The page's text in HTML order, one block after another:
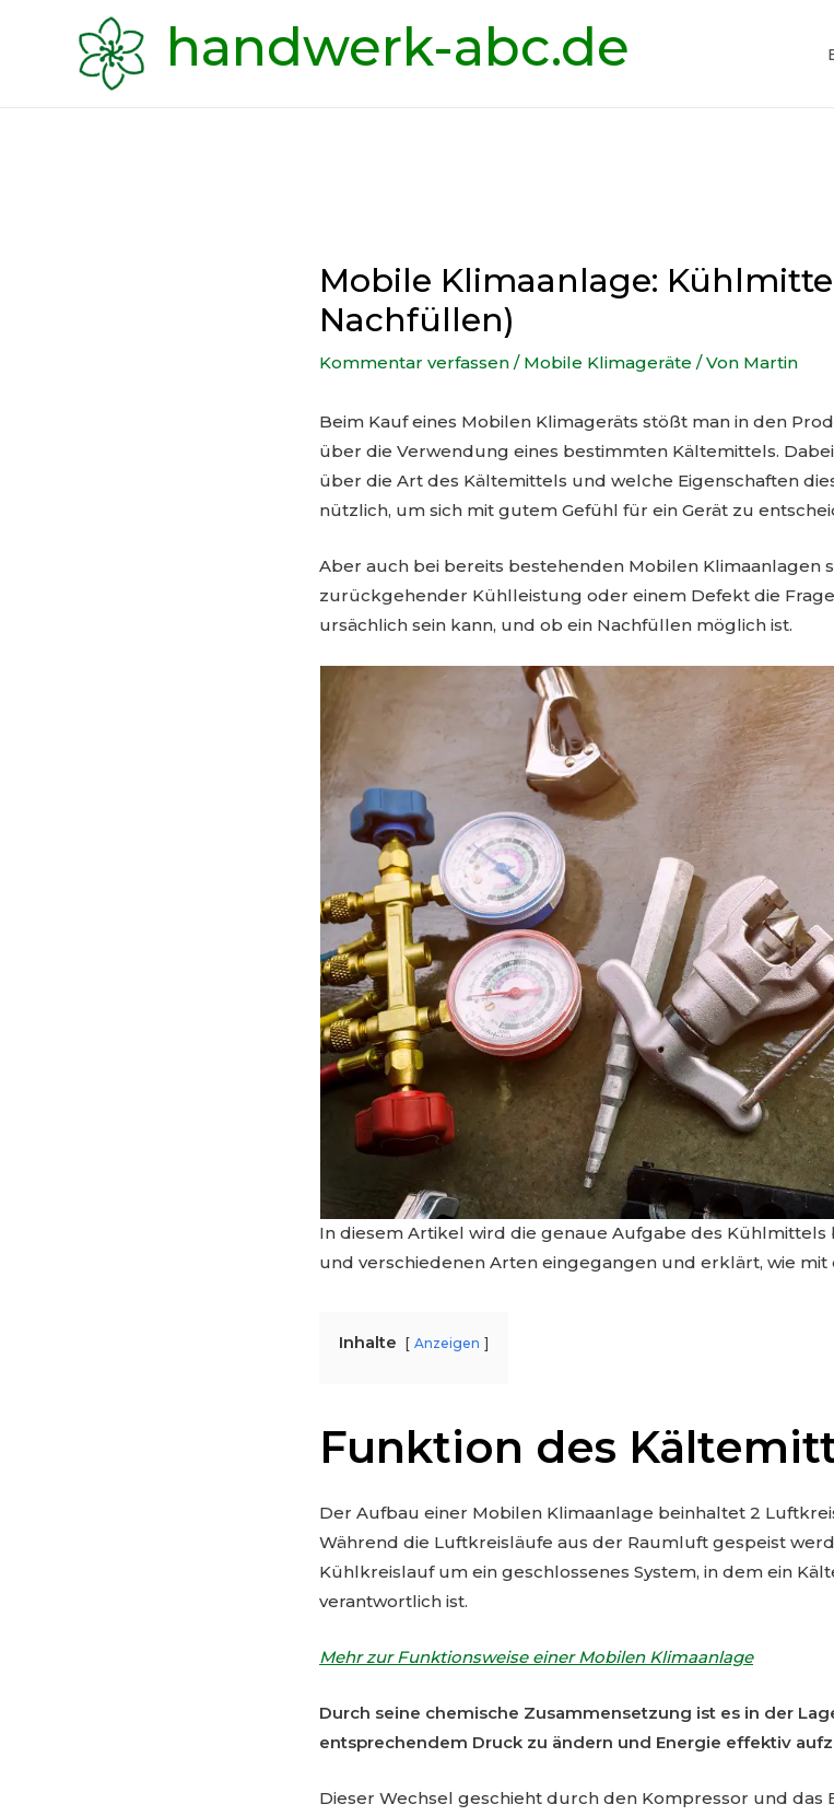
handwerk-abc.de
Mobile Klimaanlage:
Nachfüllen)
Kommentar verfassen / Mobile Klimageräte / Von Martin
Beim Kauf eines Mobilen Klimageräts stößt man in den
über die Verwendung eines bestimmten Kältemittels.
über die Art des Kältemittels und welche Eigenschaften
nützlich, um sich mit gutem Gefühl für ein Gerät zu
Aber auch bei bereits bestehenden Mobilen Klimaanlagen
zurückgehender Kühlleistung oder einem Defekt die
ursächlich sein kann, und ob ein Nachfüllen möglich ist.
In diesem Artikel wird die genaue Aufgabe des Kühlmittels
und verschiedenen Arten eingegangen und erklärt, wie
Inhalte Anzeigen
Funktion des
Der Aufbau einer Mobilen Klimaanlage beinhaltet 2
Während die Luftkreisläufe aus der Raumluft gespeist
Kühlkreislauf um ein geschlossenes System, in dem ein
verantwortlich ist.
Mehr zur Funktionsweise einer Mobilen Klimaanlage
Durch seine chemische Zusammensetzung ist es in der
entsprechendem Druck zu ändern und Energie effektiv
Dieser Wechsel geschieht durch den Kompressor und das